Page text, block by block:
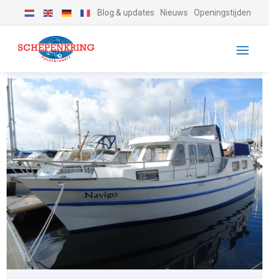
Blog & updates Nieuws Openingstijden